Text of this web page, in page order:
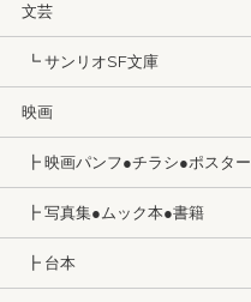
文芸
┗ サンリオSF文庫
映画
┣ 映画パンフ●チラシ●ポスター
┣ 写真集●ムック本●書籍
┣ 台本